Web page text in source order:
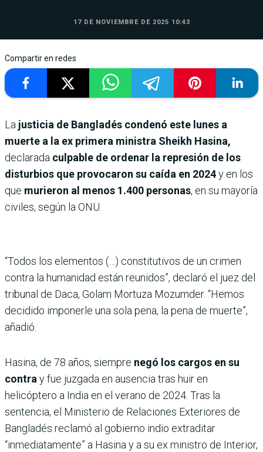
17 DE NOVIEMBRE DE 2025 10:43
Compartir en redes
La justicia de Bangladés condenó este lunes a
muerte a la ex primera ministra Sheikh Hasina,
declarada culpable de ordenar la represión de los
disturbios que provocaron su caída en 2024y en los
que murieron al menos 1.400 personas, en su mayoría
civiles, según la ONU.
“Todos los elementos (…) constitutivos de un crimen
contra la humanidad están reunidos”, declaró el juez del
tribunal de Daca, Golam Mortuza Mozumder. “Hemos
decidido imponerle una sola pena, la pena de muerte”,
añadió.
Hasina, de 78 años, siempre negó los cargos en su
contra y fue juzgada en ausencia tras huir en
helicóptero a India en el verano de 2024. Tras la
sentencia, el Ministerio de Relaciones Exteriores de
Bangladés reclamó al gobierno indio extraditar
“inmediatamente” a Hasina y a su ex ministro de Interior,